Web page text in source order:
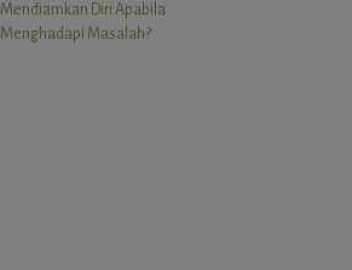
Mendiamkan Diri Apabila
Menghadapi Masalah?